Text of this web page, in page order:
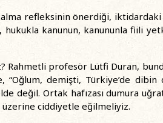
refleksinin önerdiği, iktidardaki
kanunun, kanununla fiili
Rahmetli profesör Lütfi Duran,
“Oğlum, demişti, Türkiye’de
değil. Ortak hafızası dumura
üzerine ciddiyetle eğilmeliyiz.